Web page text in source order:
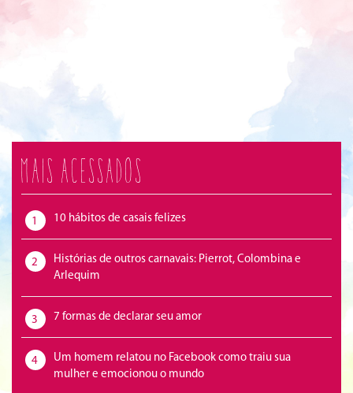
Mais acessados
1 10 hábitos de casais felizes
2
Histórias de outros carnavais: Pierrot, Colombina e
Arlequim
3 7 formas de declarar seu amor
4
Um homem relatou no Facebook como traiu sua
mulher e emocionou o mundo